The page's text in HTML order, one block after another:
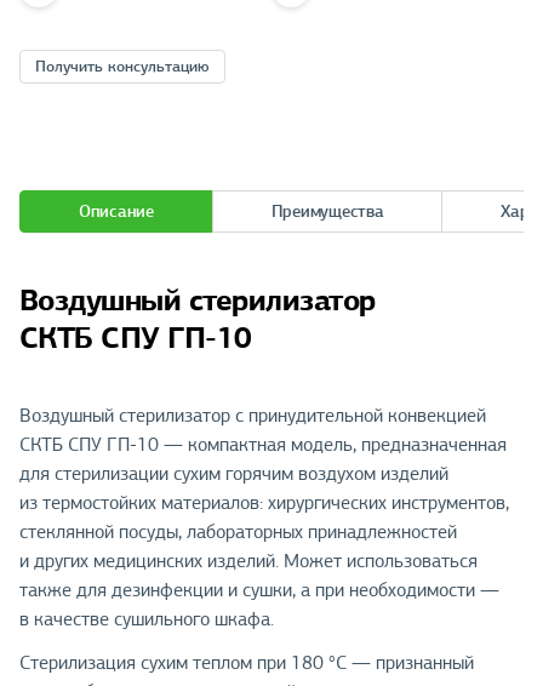
Получить консультацию
Описание Преимущества
Воздушный стерилизатор
СКТБ СПУ ГП-10
Воздушный стерилизатор с принудительной конвекцией
СКТБ СПУ ГП-10 — компактная модель, предназначенная
для стерилизации сухим горячим воздухом изделий
из термостойких материалов: хирургических инструментов,
стеклянной посуды, лабораторных принадлежностей
и других медицинских изделий. Может использоваться
также для дезинфекции и сушки, а при необходимости —
в качестве сушильного шкафа.
Стерилизация сухим теплом при 180 °C — признанный